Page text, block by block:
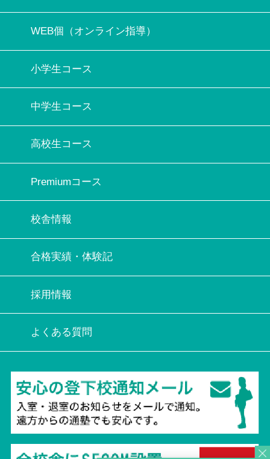
WEB個（オンライン指導）
小学生コース
中学生コース
高校生コース
Premiumコース
校舎情報
合格実績・体験記
採用情報
よくある質問